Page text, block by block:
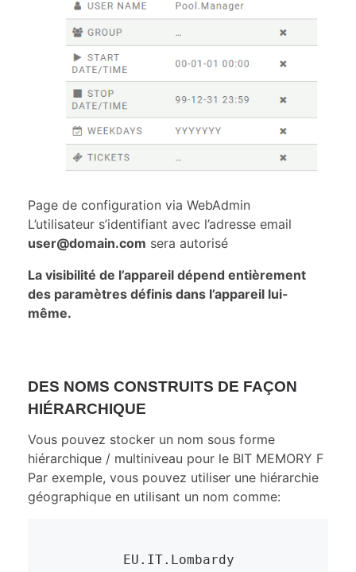
Page de configuration via WebAdmin
L’utilisateur s’identifiant avec l’adresse email
user@domain.com sera autorisé
La visibilité de l’appareil dépend entièrement
des paramètres définis dans l’appareil lui-
même.
DES NOMS CONSTRUITS DE FAÇON
HIÉRARCHIQUE
Vous pouvez stocker un nom sous forme
hiérarchique / multiniveau pour le BIT MEMORY F
Par exemple, vous pouvez utiliser une hiérarchie
géographique en utilisant un nom comme: